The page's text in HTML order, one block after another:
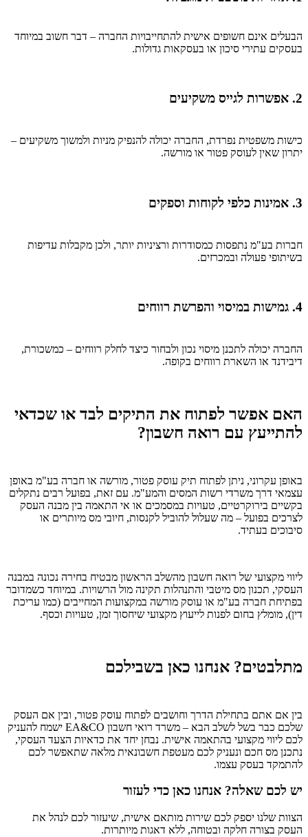
הבעלים אינם חשופים אישית להתחייבויות החברה – דבר חשוב במיוחד
בעסקים עתירי סיכון או בעסקאות גדולות.
2. אפשרות לגייס משקיעים
כישות משפטית נפרדת, החברה יכולה להנפיק מניות ולמשוך משקיעים –
יתרון שאין לעוסק פטור או מורשה.
3. אמינות כלפי לקוחות וספקים
חברות בע"מ נתפסות כמסודרות ורציניות יותר, ולכן מקבלות עדיפות
בשיתופי פעולה ובמכרזים.
4. גמישות במיסוי והפרשת רווחים
החברה יכולה לתכנן מיסוי נכון ולבחור כיצד לחלק רווחים – כמשכורת,
דיבידנד או השארת רווחים בקופה.
האם אפשר לפתוח את התיקים לבד או שכדאי
להתייעץ עם רואה חשבון?
באופן עקרוני, ניתן לפתוח תיק עוסק פטור, מורשה או חברה בע"מ באופן
עצמאי דרך משרדי רשות המסים והמע"מ. עם זאת, בפועל רבים נתקלים
בקשיים בירוקרטיים, טעויות במסמכים או אי התאמה בין מבנה העסק
לצרכים בפועל – מה שעלול להוביל לקנסות, חיובי מס מיותרים או
סיבוכים בעתיד.
ליווי מקצועי של רואה חשבון מהשלב הראשון מבטיח בחירה נכונה במבנה
העסקי, תכנון מס מיטבי והתנהלות תקינה מול הרשויות. במיוחד כשמדובר
בפתיחת חברה בע"מ או עוסק מורשה במקצועות המחייבים (כמו עריכת
דין), מומלץ בחום לפנות לייעוץ מקצועי שיחסוך זמן, טעויות וכסף.
מתלבטים? אנחנו כאן בשבילכם
בין אם אתם בתחילת הדרך וחושבים לפתוח עוסק פטור, ובין אם העסק
שלכם כבר בשל לשלב הבא – משרד רואי חשבון EA&CO ישמח להעניק
לכם ליווי מקצועי בהתאמה אישית. נבחן יחד את כדאיות הצעד העסקי,
נתכנן מס חכם ונעניק לכם מעטפת חשבונאית מלאה שתאפשר לכם
להתמקד בעסק עצמו.
יש לכם שאלה? אנחנו כאן כדי לעזור
הצוות שלנו יספק לכם שירות מותאם אישית, שיעזור לכם לנהל את
העסק בצורה חלקה ובטוחה, ללא דאגות מיותרות.